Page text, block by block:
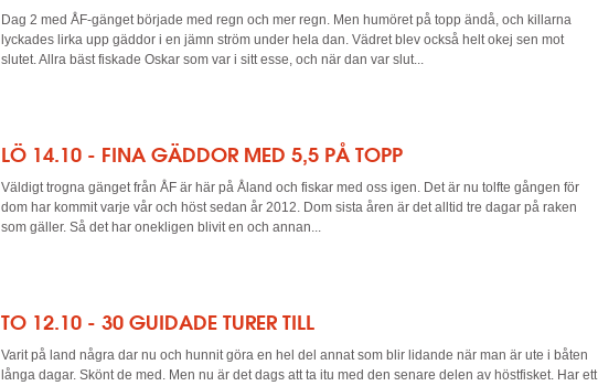
Dag 2 med ÅF-gänget började med regn och mer regn. Men humöret på topp ändå, och killarna
lyckades lirka upp gäddor i en jämn ström under hela dan. Vädret blev också helt okej sen mot
slutet. Allra bäst fiskade Oskar som var i sitt esse, och när dan var slut...
LÖ 14.10 - FINA GÄDDOR MED 5,5 PÅ TOPP
Väldigt trogna gänget från ÅF är här på Åland och fiskar med oss igen. Det är nu tolfte gången för
dom har kommit varje vår och höst sedan år 2012. Dom sista åren är det alltid tre dagar på raken
som gäller. Så det har onekligen blivit en och annan...
TO 12.10 - 30 GUIDADE TURER TILL
Varit på land några dar nu och hunnit göra en hel del annat som blir lidande när man är ute i båten
långa dagar. Skönt de med. Men nu är det dags att ta itu med den senare delen av höstfisket. Har ett